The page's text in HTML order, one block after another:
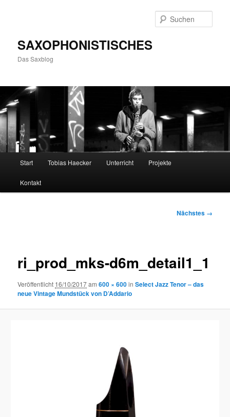
SAXOPHONISTISCHES
Das Saxblog
Start Tobias Haecker Unterricht Projekte
Kontakt
Nächstes →
ri_prod_mks-d6m_detail1_1
Veröffentlicht 16/10/2017am600 × 600inSelect Jazz Tenor – das
neue Vintage Mundstück von D’Addario